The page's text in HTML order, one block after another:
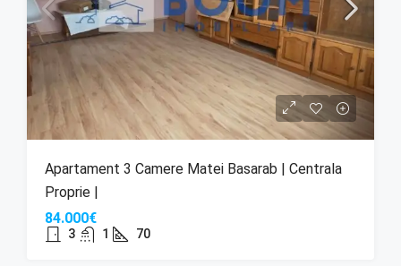
Apartament 3 Camere Matei Basarab | Centrala
Proprie |
84.000€
3 1 70